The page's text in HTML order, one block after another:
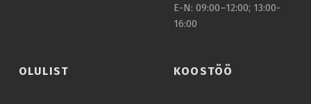
E-N: 09:00–12:00; 13:00-
16:00
OLULIST KOOSTÖÖ